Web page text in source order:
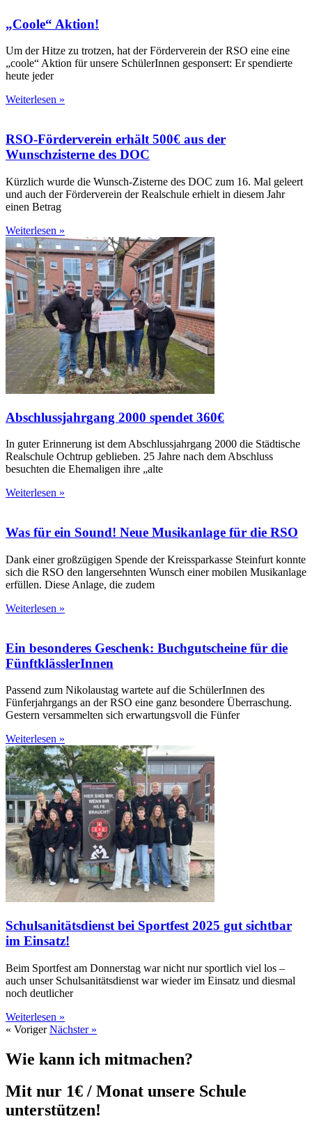
„Coole“ Aktion!
Um der Hitze zu trotzen, hat der Förderverein der RSO eine eine
„coole“ Aktion für unsere SchülerInnen gesponsert: Er spendierte
heute jeder
Weiterlesen »
RSO-Förderverein erhält 500€ aus der
Wunschzisterne des DOC
Kürzlich wurde die Wunsch-Zisterne des DOC zum 16. Mal geleert
und auch der Förderverein der Realschule erhielt in diesem Jahr
einen Betrag
Weiterlesen »
Abschlussjahrgang 2000 spendet 360€
In guter Erinnerung ist dem Abschlussjahrgang 2000 die Städtische
Realschule Ochtrup geblieben. 25 Jahre nach dem Abschluss
besuchten die Ehemaligen ihre „alte
Weiterlesen »
Was für ein Sound! Neue Musikanlage für die RSO
Dank einer großzügigen Spende der Kreissparkasse Steinfurt konnte
sich die RSO den langersehnten Wunsch einer mobilen Musikanlage
erfüllen. Diese Anlage, die zudem
Weiterlesen »
Ein besonderes Geschenk: Buchgutscheine für die
FünftklässlerInnen
Passend zum Nikolaustag wartete auf die SchülerInnen des
Fünferjahrgangs an der RSO eine ganz besondere Überraschung.
Gestern versammelten sich erwartungsvoll die Fünfer
Weiterlesen »
Schulsanitätsdienst bei Sportfest 2025 gut sichtbar
im Einsatz!
Beim Sportfest am Donnerstag war nicht nur sportlich viel los –
auch unser Schulsanitätsdienst war wieder im Einsatz und diesmal
noch deutlicher
Weiterlesen »
« Voriger Nächster »
Wie kann ich mitmachen?
Mit nur 1€ / Monat unsere Schule
unterstützen!